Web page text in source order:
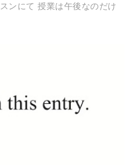
ンにて 授業は午後なのだけ